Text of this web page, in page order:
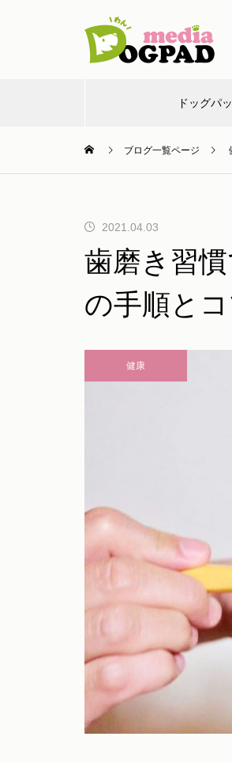
ドッグパ
お出 お知 し
け
慣れな
スケ
愛犬と
愛犬
ブログ一覧ページ
2021.04.03
歯磨き習
の手順と
健康